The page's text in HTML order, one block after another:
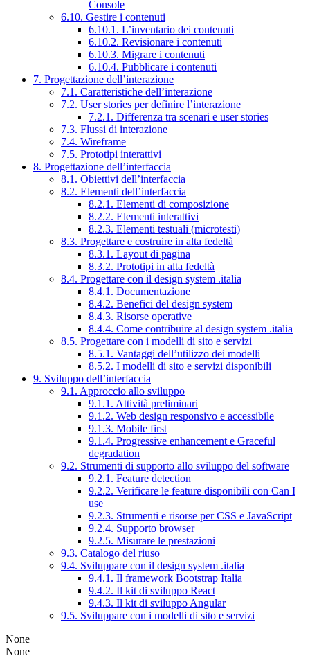
Console
6.10. Gestire i contenuti
6.10.1. L’inventario dei contenuti
6.10.2. Revisionare i contenuti
6.10.3. Migrare i contenuti
6.10.4. Pubblicare i contenuti
7. Progettazione dell’interazione
7.1. Caratteristiche dell’interazione
7.2. User stories per definire l’interazione
7.2.1. Differenza tra scenari e user stories
7.3. Flussi di interazione
7.4. Wireframe
7.5. Prototipi interattivi
8. Progettazione dell’interfaccia
8.1. Obiettivi dell’interfaccia
8.2. Elementi dell’interfaccia
8.2.1. Elementi di composizione
8.2.2. Elementi interattivi
8.2.3. Elementi testuali (microtesti)
8.3. Progettare e costruire in alta fedeltà
8.3.1. Layout di pagina
8.3.2. Prototipi in alta fedeltà
8.4. Progettare con il design system .italia
8.4.1. Documentazione
8.4.2. Benefici del design system
8.4.3. Risorse operative
8.4.4. Come contribuire al design system .italia
8.5. Progettare con i modelli di sito e servizi
8.5.1. Vantaggi dell’utilizzo dei modelli
8.5.2. I modelli di sito e servizi disponibili
9. Sviluppo dell’interfaccia
9.1. Approccio allo sviluppo
9.1.1. Attività preliminari
9.1.2. Web design responsivo e accessibile
9.1.3. Mobile first
9.1.4. Progressive enhancement e Graceful
degradation
9.2. Strumenti di supporto allo sviluppo del software
9.2.1. Feature detection
9.2.2. Verificare le feature disponibili con Can I
use
9.2.3. Strumenti e risorse per CSS e JavaScript
9.2.4. Supporto browser
9.2.5. Misurare le prestazioni
9.3. Catalogo del riuso
9.4. Sviluppare con il design system .italia
9.4.1. Il framework Bootstrap Italia
9.4.2. Il kit di sviluppo React
9.4.3. Il kit di sviluppo Angular
9.5. Sviluppare con i modelli di sito e servizi
None
None